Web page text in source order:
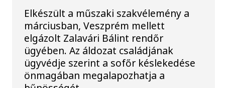
Elkészült a műszaki szakvélemény a
márciusban, Veszprém mellett
elgázolt Zalavári Bálint rendőr
ügyében. Az áldozat családjának
ügyvédje szerint a sofőr késlekedése
önmagában megalapozhatja a